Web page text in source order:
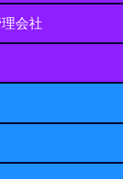
会社